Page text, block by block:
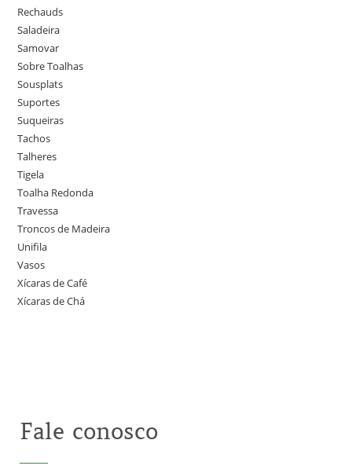
Rechauds
Saladeira
Samovar
Sobre Toalhas
Sousplats
Suportes
Suqueiras
Tachos
Talheres
Tigela
Toalha Redonda
Travessa
Troncos de Madeira
Unifila
Vasos
Xícaras de Café
Xícaras de Chá
Fale conosco